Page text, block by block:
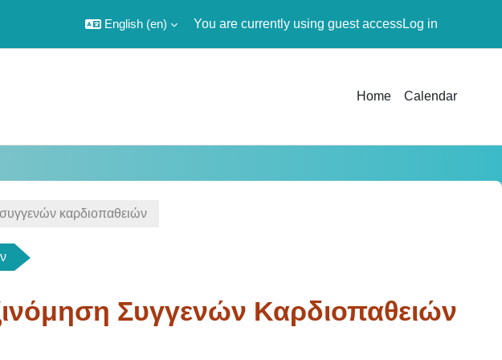
English ‎(en)‎ You are currently using guest accessLog in
Home Calendar
καρδιοπαθειών
Συγγενών Καρδιοπαθειών